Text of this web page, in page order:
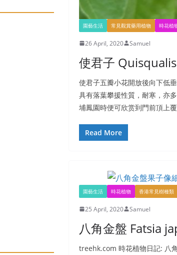
園藝生活 常見觀賞藥用植物 時花植
26 April, 2020 Samuel
使君子
使君子五瓣小花開放後向下低
具有落葉攀援性質，耐寒，亦
埔鳳園時便可欣赏到門前頂上
Read More
園藝生活 時花植物 香港常見樹種類
25 April, 2020 Samuel
八角金盤 Fatsia
treehk.com 時花植物日記: 八